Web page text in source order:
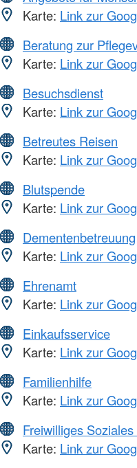
Karte: Link zur
Beratung zur
Karte: Link zur
Besuchsdienst
Karte: Link zur
Betreutes Reisen
Karte: Link zur
Blutspende
Karte: Link zur
Dementenbetreuung
Karte: Link zur
Ehrenamt
Karte: Link zur
Einkaufsservice
Karte: Link zur
Familienhilfe
Karte: Link zur
Freiwilliges
Karte: Link zur